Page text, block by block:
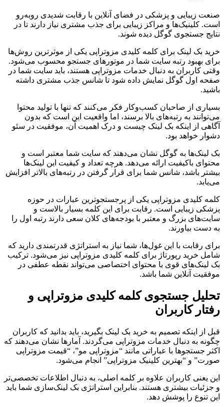
صنعت زیبایی و پزشکی در فضای آنلاین با رقابت شدیدی روبه‌رو
است. کلینیک‌ها و مراکز زیبایی برای جذب مشتری نیاز دارند تا در
نتایج جستجوی گوگل دیده شوند.
خرید بک لینک برای کلمه کلیدی مزوتراپی یکی از موثرترین روش‌ها
برای بهبود رتبه سایت شما در موتورهای جستجو محسوب می‌شود.
وقتی کاربران به دنبال خدمات مزوتراپی هستند، باید سایت شما در
صفحه اول گوگل نمایش داده شود تا شانس جذب مشتری داشته
باشید.
بسیاری از صاحبان کسب‌وکار فکر می‌کنند که تنها با تولید محتوا
می‌توانند به رتبه‌های بالا برسند، اما واقعیت این است که بدون
آگاهی از اینکه بک لینک چیست و درک اهمیت آن، موفقیت در سئو
دشوار خواهد بود.
بک لینک‌ها به گوگل نشان می‌دهند که سایت شما معتبر است و
محتوای باکیفیت ارائه می‌دهد. هرچه تعداد و کیفیت این لینک‌ها
بیشتر باشد، شانس شما برای قرار گرفتن در رتبه‌های بالاتر افزایش
می‌یابد.
کلمه کلیدی مزوتراپی یکی از پرجستجوترین عبارات در حوزه
پزشکی زیبایی است. رقابت برای این کلمه بسیار بالاست و
سایت‌های بزرگ و معتبر با بودجه‌های کلان سعی دارند رتبه اول را
به دست بیاورند.
برای رقابت با این غول‌ها، شما نیاز به استراتژی قدرتمندی دارید که
شامل خرید رپورتاژ برای کلمه کلیدی مزوتراپی نیز می‌شود. ترکیب
بک لینک‌های قوی با محتوای اختصاصی می‌تواند نقطه عطفی در
موفقیت آنلاین شما باشد.
تحلیل جستجوی کلمه کلیدی مزوتراپی و
رفتار کاربران
قبل از اینکه تصمیم به خرید بک لینک بگیرید، باید بدانید که کاربران
چگونه به دنبال خدمات مزوتراپی می‌گردند. آمارها نشان می‌دهند که
اکثر جستجوها با عباراتی مانند “مزوتراپی مو”، “قیمت مزوتراپی
صورت” و “بهترین کلینیک مزوتراپی” انجام می‌شود.
این یعنی کاربران علاوه بر کلمه اصلی، به دنبال اطلاعات تخصصی‌تر
و جزئیات بیشتری هستند. بنابراین استراتژی بک لینک‌سازی شما باید
این تنوع را پوشش دهد.